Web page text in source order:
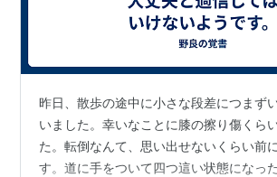
昨日、散歩の途中に小さな段差につまず
いました。幸いなことに膝の擦り傷くら
た。転倒なんて、思い出せないくらい前
す。道に手をついて四つ這い状態になっ